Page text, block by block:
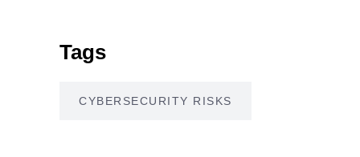
Tags
CYBERSECURITY RISKS